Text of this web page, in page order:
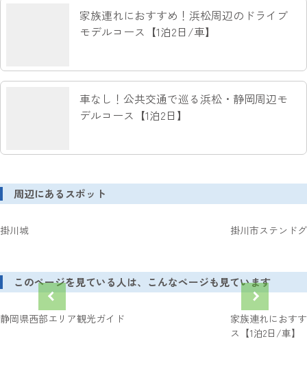
家族連れにおすすめ！浜松周辺のドライブ
モデルコース【1泊2日/車】
車なし！公共交通で巡る浜松・静岡周辺モ
デルコース【1泊2日】
周辺にあるスポット
掛川城 掛川市ステンド
このページを見ている人は、こんなページも見ています
静岡県西部エリア観光ガイド
家族連れにおす
ス【1泊2日/車】